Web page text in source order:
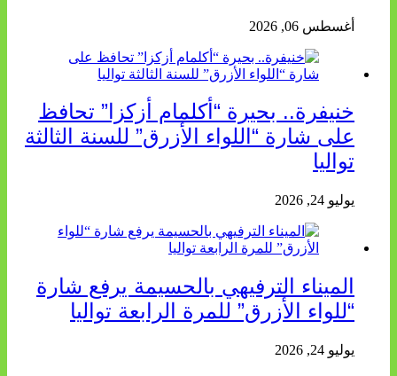
أغسطس 06, 2026
خنيفرة.. بحيرة “أكلمام أزكزا” تحافظ
على شارة “اللواء الأزرق” للسنة الثالثة
تواليا
يوليو 24, 2026
الميناء الترفيهي بالحسيمة يرفع شارة
“للواء الأزرق” للمرة الرابعة تواليا
يوليو 24, 2026